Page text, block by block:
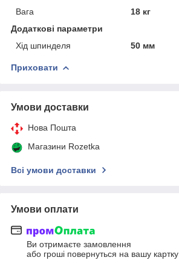
Вага
18 кг
Додаткові параметри
Хід шпинделя
50 мм
Приховати
Умови доставки
Нова Пошта
Магазини Rozetka
Всі умови доставки
Умови оплати
Ви отримаєте замовлення
або гроші повернуться на вашу картку